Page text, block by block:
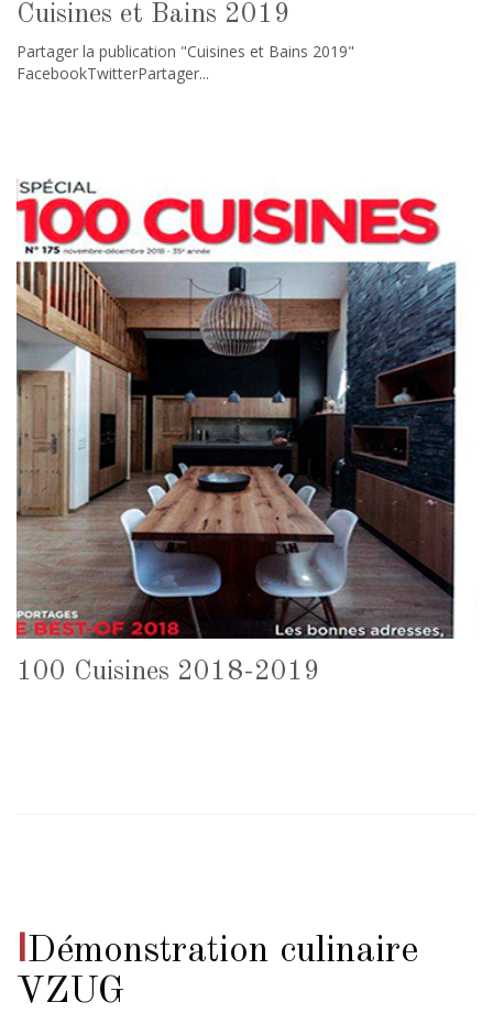
Cuisines et Bains 2019
Partager la publication "Cuisines et Bains 2019"
FacebookTwitterPartager...
100 Cuisines 2018-2019
IDémonstration culinaire
VZUG